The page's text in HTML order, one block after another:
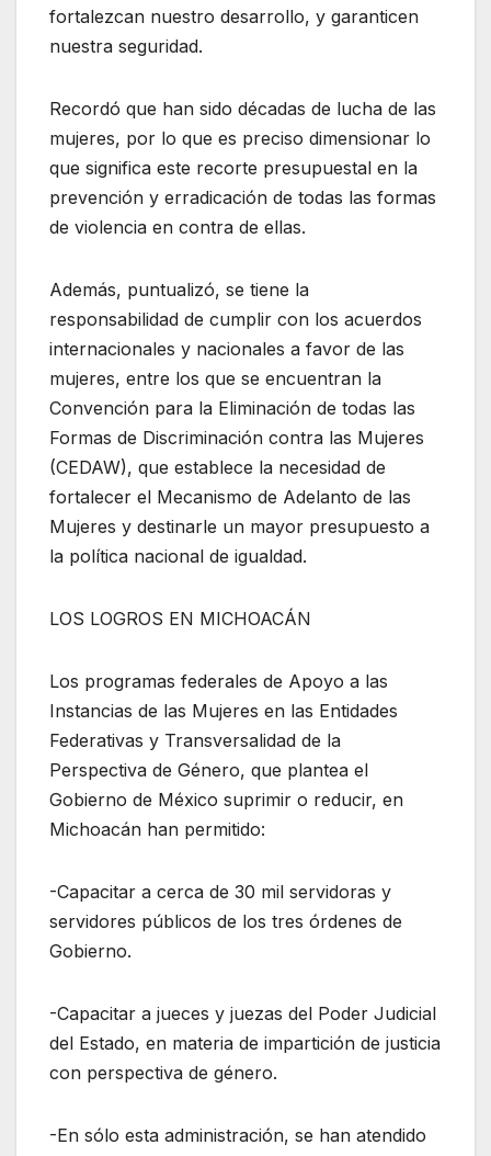
fortalezcan nuestro desarrollo, y garanticen
nuestra seguridad.
Recordó que han sido décadas de lucha de las
mujeres, por lo que es preciso dimensionar lo
que significa este recorte presupuestal en la
prevención y erradicación de todas las formas
de violencia en contra de ellas.
Además, puntualizó, se tiene la
responsabilidad de cumplir con los acuerdos
internacionales y nacionales a favor de las
mujeres, entre los que se encuentran la
Convención para la Eliminación de todas las
Formas de Discriminación contra las Mujeres
(CEDAW), que establece la necesidad de
fortalecer el Mecanismo de Adelanto de las
Mujeres y destinarle un mayor presupuesto a
la política nacional de igualdad.
LOS LOGROS EN MICHOACÁN
Los programas federales de Apoyo a las
Instancias de las Mujeres en las Entidades
Federativas y Transversalidad de la
Perspectiva de Género, que plantea el
Gobierno de México suprimir o reducir, en
Michoacán han permitido:
-Capacitar a cerca de 30 mil servidoras y
servidores públicos de los tres órdenes de
Gobierno.
-Capacitar a jueces y juezas del Poder Judicial
del Estado, en materia de impartición de justicia
con perspectiva de género.
-En sólo esta administración, se han atendido